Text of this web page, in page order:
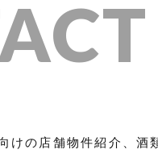
けの店舗物件紹介、